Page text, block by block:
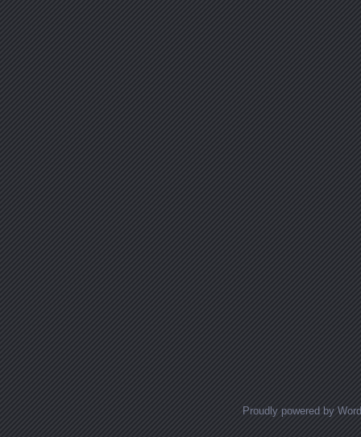
Proudly powered by